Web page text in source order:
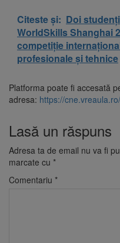
Citeste și: Doi
WorldSkills Shanghai
competiție
profesionale și tehnice
Platforma poate fi accesată
adresa: https://
Lasă un răspuns
Adresa ta de email nu va fi
marcate cu *
Comentariu *